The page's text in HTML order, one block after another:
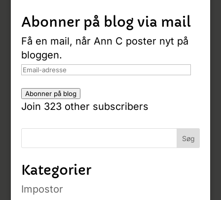
Abonner på blog via mail
Få en mail, når Ann C poster nyt på
bloggen.
Email-
Abonner på blog
Join 323 other subscribers
Kategorier
Impostor